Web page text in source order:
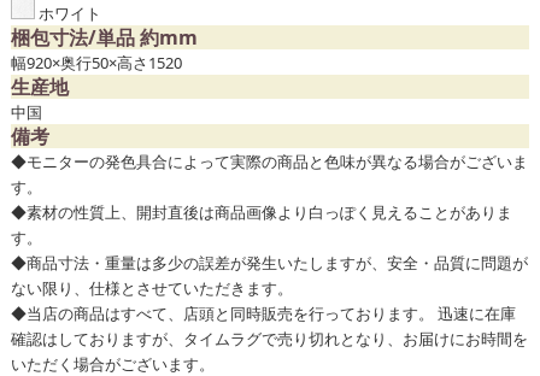
ホワイト
梱包寸法/単品 約mm
幅920×奥行50×高さ1520
生産地
中国
備考
◆モニターの発色具合によって実際の商品と色味が異なる場合がございま
す。
◆素材の性質上、開封直後は商品画像より白っぽく見えることがありま
す。
◆商品寸法・重量は多少の誤差が発生いたしますが、安全・品質に問題が
ない限り、仕様とさせていただきます。
◆当店の商品はすべて、店頭と同時販売を行っております。 迅速に在庫
確認はしておりますが、タイムラグで売り切れとなり、お届けにお時間を
いただく場合がございます。